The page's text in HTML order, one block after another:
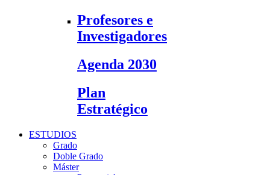
Profesores e
Investigadores
Agenda 2030
Plan
Estratégico
ESTUDIOS
Grado
Doble Grado
Máster